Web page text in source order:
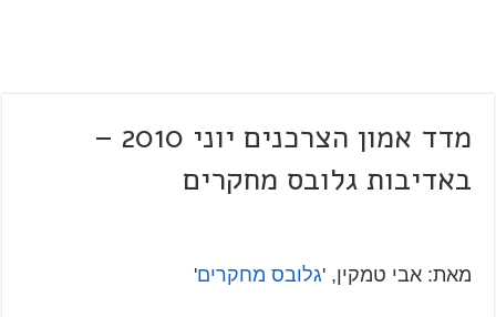
מדד אמון הצרכנים יוני 2010 –
באדיבות גלובס מחקרים
מאת: אבי טמקין, 'גלובס מחקרים'